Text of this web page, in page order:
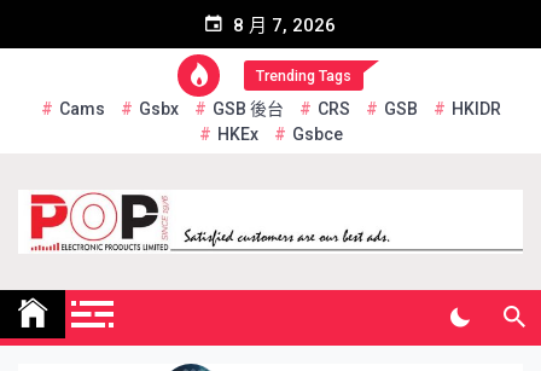
8 月 7, 2026
Trending Tags
Cams Gsbx GSB 後台 CRS GSB
HKIDR
HKEx
Gsbce
Pop Electronic Products
Limited